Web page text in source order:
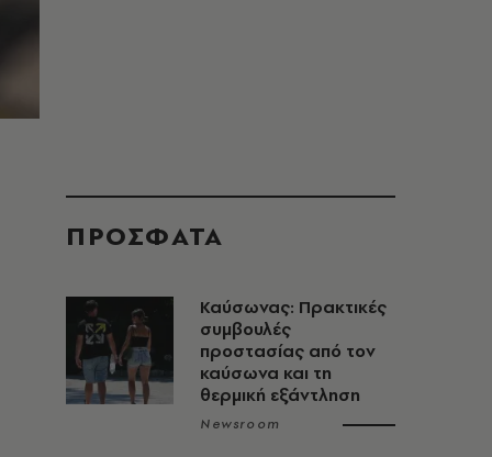
ΠΡΟΣΦΑΤΑ
Καύσωνας: Πρακτικές
συμβουλές
προστασίας από τον
καύσωνα και τη
θερμική εξάντληση
Newsroom